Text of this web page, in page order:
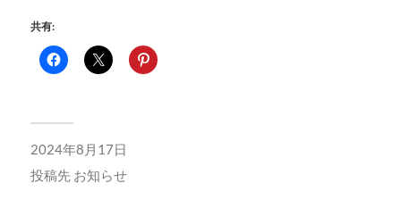
共有:
2024年8月17日
投稿先 お知らせ